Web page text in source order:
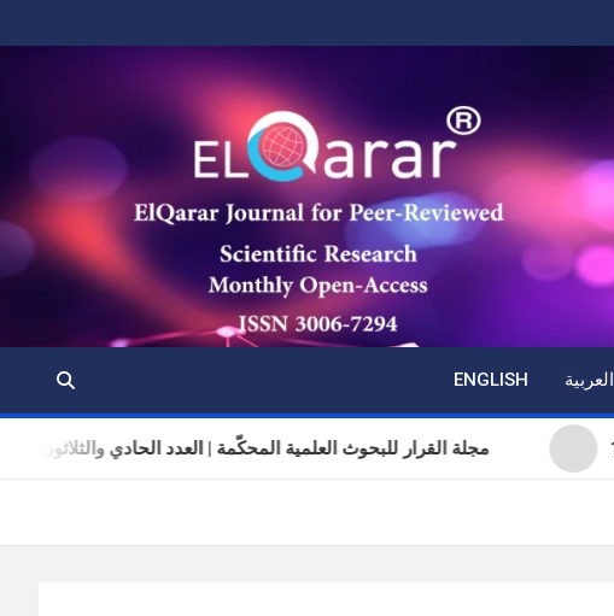
العربية ENGLISH
مجلة القرار للبحوث العلمية المحكّمة | العدد الحادي والثلاثون | المجلد 11 |